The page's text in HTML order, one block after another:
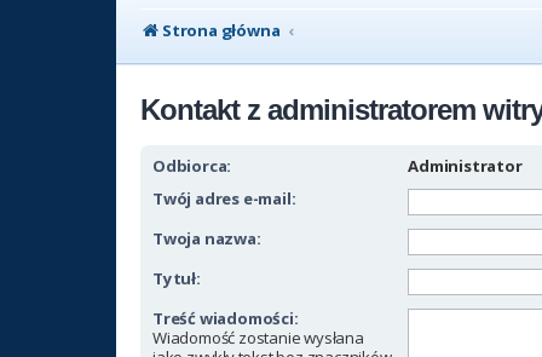
Strona główna
Kontakt z administratorem
Odbiorca:
Administrator
Twój adres e-mail:
Twoja nazwa:
Tytuł:
Treść wiadomości:
Wiadomość zostanie wysłana